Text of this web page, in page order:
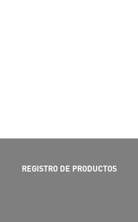
REGISTRO DE PRODUCTOS